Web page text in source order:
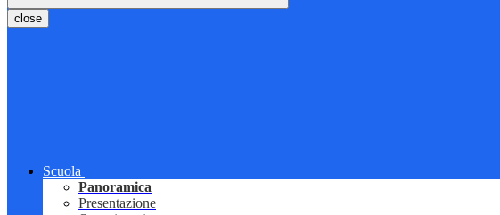
close
Scuola
Panoramica
Presentazione